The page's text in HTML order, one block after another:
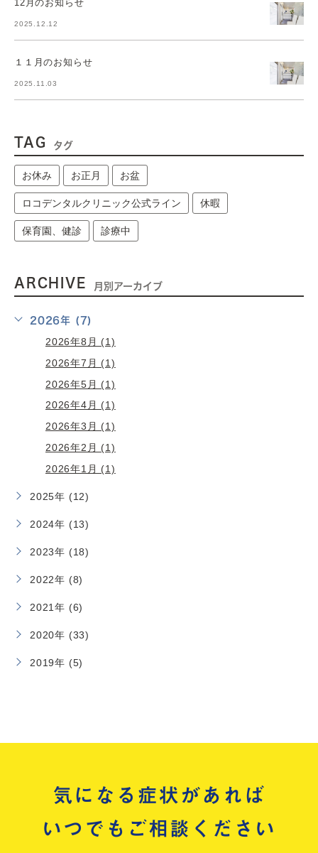
12月のお知らせ
2025.12.12
１１月のお知らせ
2025.11.03
TAG タグ
お休み お正月 お盆
ロコデンタルクリニック公式ライン 休暇
保育園、健診 診療中
ARCHIVE 月別アーカイブ
2026年 (7)
2026年8月 (1)
2026年7月 (1)
2026年5月 (1)
2026年4月 (1)
2026年3月 (1)
2026年2月 (1)
2026年1月 (1)
2025年 (12)
2024年 (13)
2023年 (18)
2022年 (8)
2021年 (6)
2020年 (33)
2019年 (5)
気になる症状があれば
いつでもご相談ください